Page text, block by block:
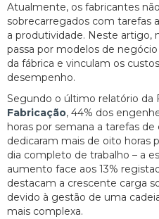
Atualmente, os fabricantes
sobrecarregados com tarefas
a produtividade. Neste
passa por modelos de
da fábrica e vinculam os
desempenho.
Segundo o último relatório da
Fabricação, 44% dos
horas por semana a tarefas de
dedicaram mais de oito horas
dia completo de trabalho – a
aumento face aos 13%
destacam a crescente carga
devido à gestão de uma
mais complexa.